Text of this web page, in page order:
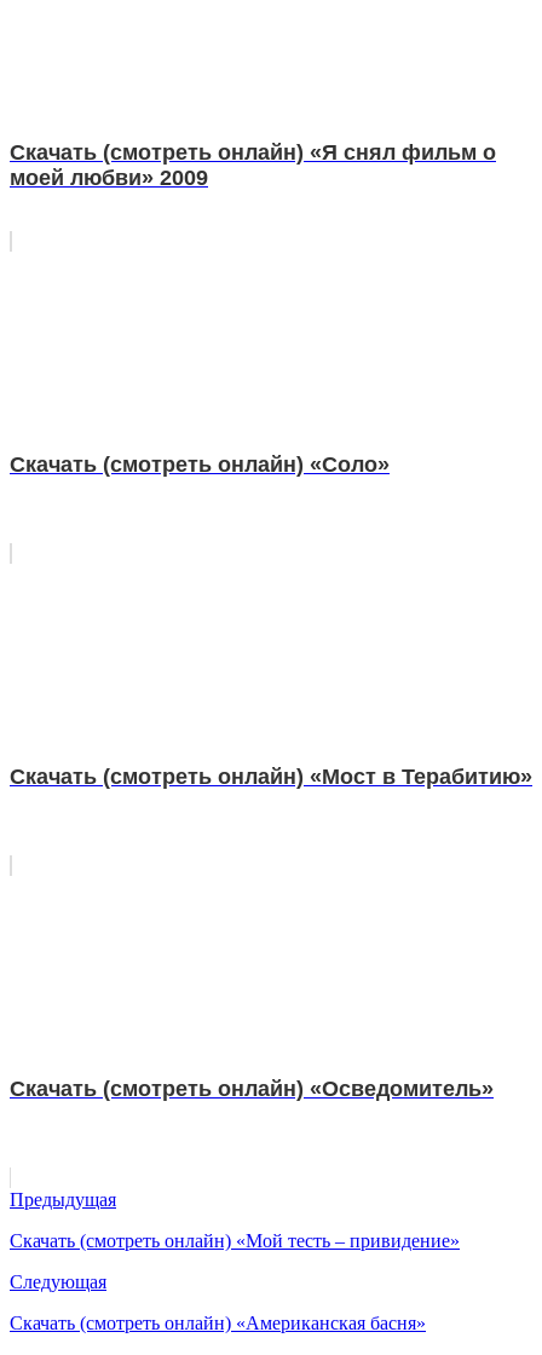
Скачать (смотреть онлайн) «Я снял фильм о
моей любви» 2009
Скачать (смотреть онлайн) «Соло»
Скачать (смотреть онлайн) «Мост в Терабитию»
Скачать (смотреть онлайн) «Осведомитель»
Предыдущая
Скачать (смотреть онлайн) «Мой тесть – привидение»
Следующая
Скачать (смотреть онлайн) «Американская басня»